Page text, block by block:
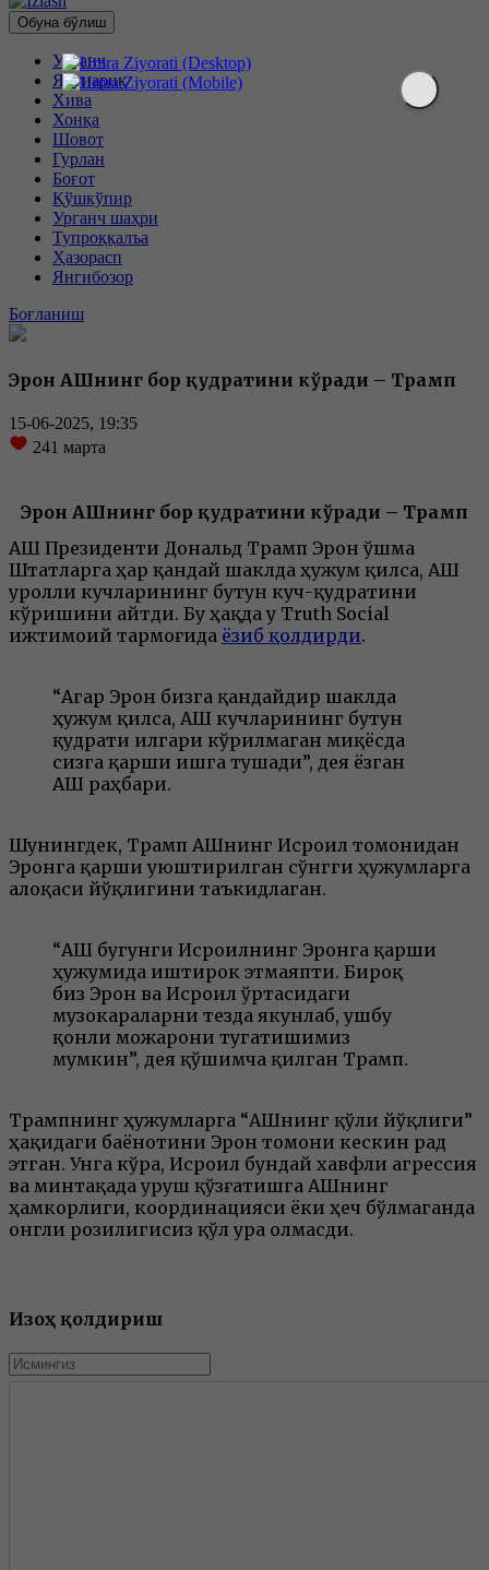
Обуна бўлиш
Урганч
Янгиариқ
Хива
Хонқа
Шовот
Гурлан
Боғот
Қўшкўпир
Урганч шаҳри
Тупроққалъа
Ҳазорасп
Янгибозор
Боғланиш
Эрон АҚШнинг бор қудратини кўради – Трамп
15-06-2025, 19:35
241 марта
Эрон АҚШнинг бор қудратини кўради – Трамп
АҚШ Президенти Дональд Трамп Эрон Қўшма
Штатларга ҳар қандай шаклда ҳужум қилса, АҚШ
Қуролли кучларининг бутун куч-қудратини
кўришини айтди. Бу ҳақда у Truth Social
ижтимоий тармоғида ёзиб қолдирди.
“Агар Эрон бизга қандайдир шаклда
ҳужум қилса, АҚШ кучларининг бутун
қудрати илгари кўрилмаган миқёсда
сизга қарши ишга тушади”, дея ёзган
АҚШ раҳбари.
Шунингдек, Трамп АҚШнинг Исроил томонидан
Эронга қарши уюштирилган сўнгги ҳужумларга
алоқаси йўқлигини таъкидлаган.
“АҚШ бугунги Исроилнинг Эронга қарши
ҳужумида иштирок этмаяпти. Бироқ
биз Эрон ва Исроил ўртасидаги
музокараларни тезда якунлаб, ушбу
қонли можарони тугатишимиз
мумкин”, дея қўшимча қилган Трамп.
Трампнинг ҳужумларга “АҚШнинг қўли йўқлиги”
ҳақидаги баёнотини Эрон томони кескин рад
этган. Унга кўра, Исроил бундай хавфли агрессия
ва минтақада уруш қўзғатишга АҚШнинг
ҳамкорлиги, координацияси ёки ҳеч бўлмаганда
онгли розилигисиз қўл ура олмасди.
Изоҳ қолдириш